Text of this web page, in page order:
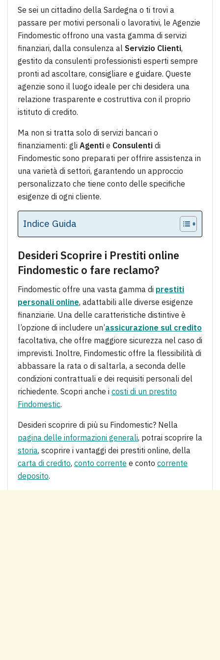
Se sei un cittadino della Sardegna o ti trovi a
passare per motivi personali o lavorativi, le Agenzie
Findomestic offrono una vasta gamma di servizi
finanziari, dalla consulenza al Servizio Clienti,
gestito da consulenti professionisti esperti sempre
pronti ad ascoltare, consigliare e guidare. Queste
agenzie sono il luogo ideale per chi desidera una
relazione trasparente e costruttiva con il proprio
istituto di credito.
Ma non si tratta solo di servizi bancari o
finanziamenti: gli Agenti e Consulenti di
Findomestic sono preparati per offrire assistenza in
una varietà di settori, garantendo un approccio
personalizzato che tiene conto delle specifiche
esigenze di ogni cliente.
Indice Guida
Desideri Scoprire i Prestiti online
Findomestic o fare reclamo?
Findomestic offre una vasta gamma di prestiti
personali online, adattabili alle diverse esigenze
finanziarie. Una delle caratteristiche distintive è
l’opzione di includere un’assicurazione sul credito
facoltativa, che offre maggiore sicurezza nel caso di
imprevisti. Inoltre, Findomestic offre la flessibilità di
abbassare la rata o di saltarla, a seconda delle
condizioni contrattuali e dei requisiti personali del
richiedente. Scopri anche i costi di un prestito
Findomestic.
Desideri scoprire di più su Findomestic? Nella
pagina delle informazioni generali, potrai scoprire la
storia, scoprire i vantaggi dei prestiti online, della
carta di credito, conto corrente e conto corrente
deposito.